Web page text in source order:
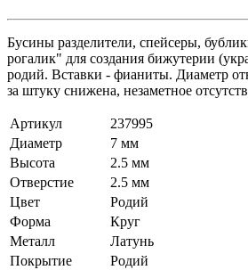
Бусины разделители, спейсеры,
рогалик" для создания бижутерии
родий. Вставки - фианиты. Диаметр
за штуку снижена, незаметное
Артикул
237995
Диаметр
7 мм
Высота
2.5 мм
Отверстие
2.5 мм
Цвет
Родий
Форма
Круг
Металл
Латунь
Покрытие
Родий